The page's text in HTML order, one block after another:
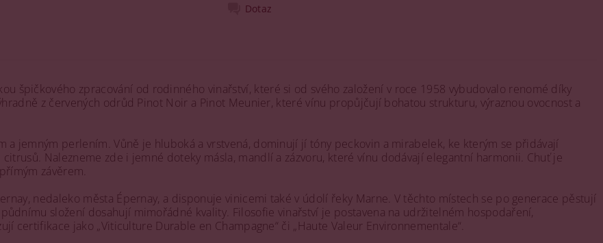
Dotaz
špičkového zpracování od rodinného vinařství, které si od svého založení v roce 1958 vybudovalo renomé díky
z červených odrůd Pinot Noir a Pinot Meunier, které vínu propůjčují bohatou strukturu, výraznou ovocnost a
a jemným perlením. Vůně je hluboká a vrstvená, dominují jí tóny peckovin a mirabelek, ke kterým se přidávají
Nalezneme zde i jemné doteky másla, mandlí a zázvoru, které vínu dodávají elegantní harmonii. Chuť je
závěrem.
nedaleko města Épernay, a disponuje vinicemi také v údolí řeky Marne. V těchto místech se po generace pěstují
složení dosahují mimořádné kvality. Filosofie vinařství je postavena na udržitelném hospodaření,
certifikace jako „Viticulture Durable en Champagne“ či „Haute Valeur Environnementale“.